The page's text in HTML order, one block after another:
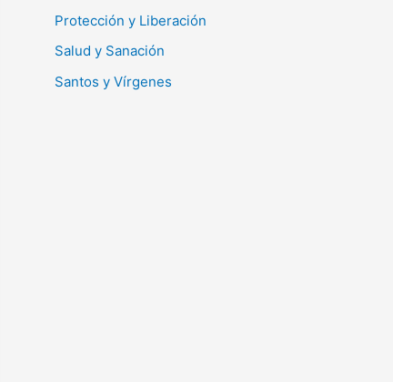
Protección y Liberación
Salud y Sanación
Santos y Vírgenes